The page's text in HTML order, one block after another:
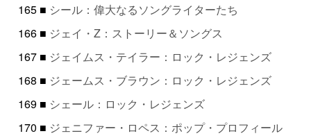
165 ■ シール：偉大なるソングライターたち
166 ■ ジェイ・Z：ストーリー＆ソングス
167 ■ ジェイムス・テイラー：ロック・レジェンズ
168 ■ ジェームス・ブラウン：ロック・レジェンズ
169 ■ シェール：ロック・レジェンズ
170 ■ ジェニファー・ロペス：ポップ・プロフィール